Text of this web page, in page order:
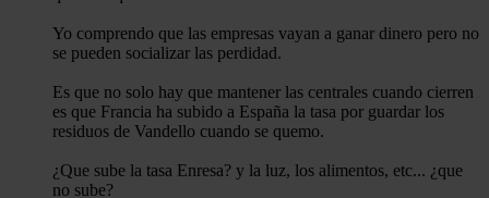
Yo comprendo que las empresas vayan a ganar dinero pero no
se pueden socializar las perdidad.
Es que no solo hay que mantener las centrales cuando cierren
es que Francia ha subido a España la tasa por guardar los
residuos de Vandello cuando se quemo.
¿Que sube la tasa Enresa? y la luz, los alimentos, etc... ¿que
no sube?